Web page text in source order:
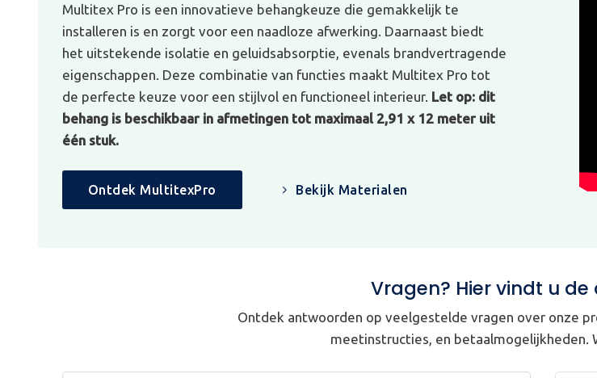
Multitex Pro is een innovatieve behangkeuze die gemakkelijk te
installeren is en zorgt voor een naadloze afwerking. Daarnaast biedt
het uitstekende isolatie en geluidsabsorptie, evenals brandvertragende
eigenschappen. Deze combinatie van functies maakt Multitex Pro tot
de perfecte keuze voor een stijlvol en functioneel interieur. Let op: dit
behang is beschikbaar in afmetingen tot maximaal 2,91 x 12 meter uit
één stuk.
Ontdek MultitexPro Bekijk Materialen
Vragen? Hier vindt u
Ontdek antwoorden op veelgestelde vragen over onze
meetinstructies, en betaalmogelijkheden.